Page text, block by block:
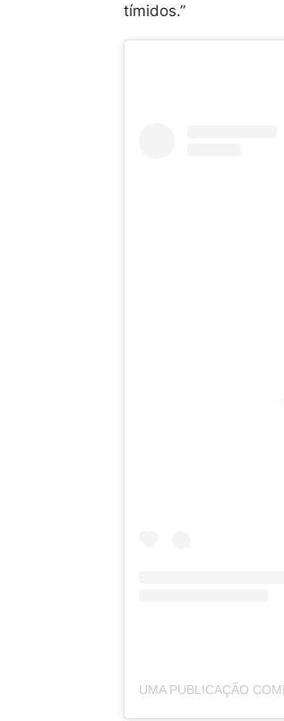
tímidos.”